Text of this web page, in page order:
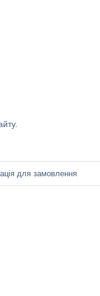
для замовлення